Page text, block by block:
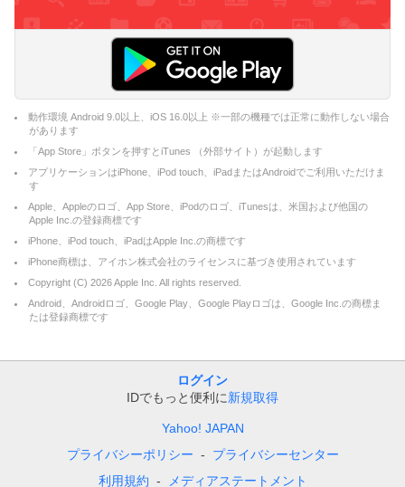
動作環境 Android 9.0以上、iOS 16.0以上 ※一部の機種では正常に動作しない場合
があります
「App Store」ボタンを押すとiTunes （外部サイト）が起動します
アプリケーションはiPhone、iPod touch、iPadまたはAndroidでご利用いただけま
す
Apple、Appleのロゴ、App Store、iPodのロゴ、iTunesは、米国および他国の
Apple Inc.の登録商標です
iPhone、iPod touch、iPadはApple Inc.の商標です
iPhone商標は、アイホン株式会社のライセンスに基づき使用されています
Copyright (C) 2026Apple Inc. All rights reserved.
Android、Androidロゴ、Google Play、Google Playロゴは、Google Inc.の商標ま
たは登録商標です
ログイン
IDでもっと便利に新規取得
Yahoo! JAPAN
プライバシーポリシー
プライバシーセンター
利用規約
メディアステートメント